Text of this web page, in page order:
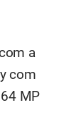
a
com
MP